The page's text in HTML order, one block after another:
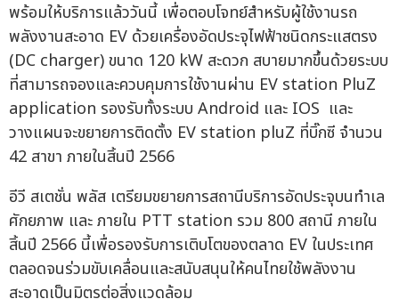
พร้อมให้บริการแล้ววันนี้ เพื่อตอบโจทย์สำหรับผู้ใช้งานรถ
พลังงานสะอาด EV ด้วยเครื่องอัดประจุไฟฟ้าชนิดกระแสตรง
(DC charger) ขนาด 120 kW สะดวก สบายมากขึ้นด้วยระบบ
ที่สามารถจองและควบคุมการใช้งานผ่าน EV station PluZ
application รองรับทั้งระบบ Android และ IOS และ
วางแผนจะขยายการติดตั้ง EV station pluZ ที่บิ๊กซี จำนวน
42 สาขา ภายในสิ้นปี 2566
อีวี สเตชั่น พลัส เตรียมขยายการสถานีบริการอัดประจุบนทำเล
ศักยภาพ และ ภายใน PTT station รวม 800 สถานี ภายใน
สิ้นปี 2566 นี้เพื่อรองรับการเติบโตของตลาด EV ในประเทศ
ตลอดจนร่วมขับเคลื่อนและสนับสนุนให้คนไทยใช้พลังงาน
สะอาดเป็นมิตรต่อสิ่งแวดล้อม